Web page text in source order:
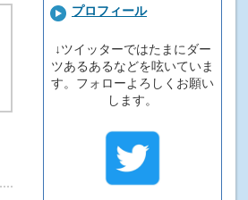
プロフィール
↓ツイッターではたまにダー
ツあるあるなどを呟いていま
す。フォローよろしくお願い
します。